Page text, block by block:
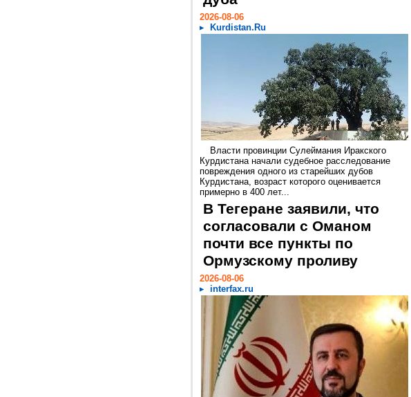
2026-08-06
Kurdistan.Ru
Власти провинции Сулеймания Иракского
Курдистана начали судебное расследование
повреждения одного из старейших дубов
Курдистана, возраст которого оценивается
примерно в 400 лет...
В Тегеране заявили, что
согласовали с Оманом
почти все пункты по
Ормузскому проливу
2026-08-06
interfax.ru